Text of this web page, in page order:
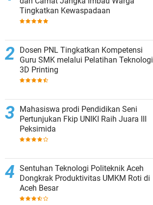
Tingkatkan Kewaspadaan
Dosen PNL Tingkatkan Kompetensi
Guru SMK melalui Pelatihan Teknologi
3D Printing
Mahasiswa prodi Pendidikan Seni
Pertunjukan Fkip UNIKI Raih Juara III
Peksimida
Sentuhan Teknologi Politeknik Aceh
Dongkrak Produktivitas UMKM Roti di
Aceh Besar